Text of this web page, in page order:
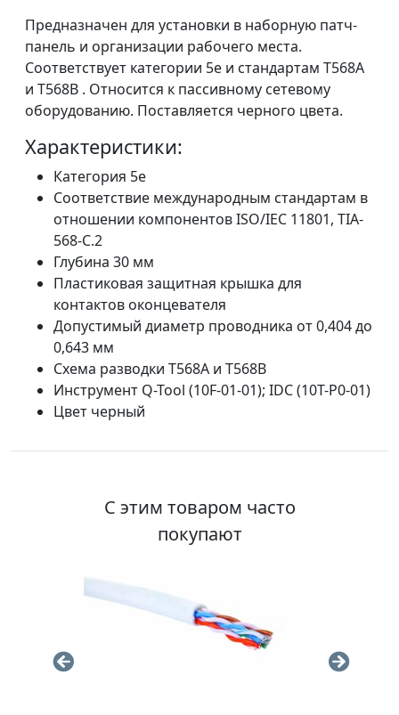
Предназначен для установки в наборную патч-
панель и организации рабочего места.
Соответствует категории 5е и стандартам T568A
и T568B . Относится к пассивному сетевому
оборудованию. Поставляется черного цвета.
Характеристики:
Категория 5e
Соответствие международным стандартам в
отношении компонентов ISO/IEC 11801, TIA-
568-C.2
Глубина 30 мм
Пластиковая защитная крышка для
контактов оконцевателя
Допустимый диаметр проводника от 0,404 до
0,643 мм
Схема разводки T568A и T568B
Инструмент Q-Tool (10F-01-01); IDC (10T-P0-01)
Цвет черный
С этим товаром часто
покупают